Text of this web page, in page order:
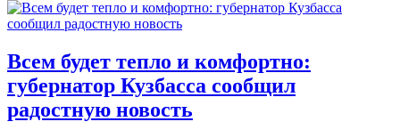
Всем будет тепло и комфортно:
губернатор Кузбасса сообщил
радостную новость